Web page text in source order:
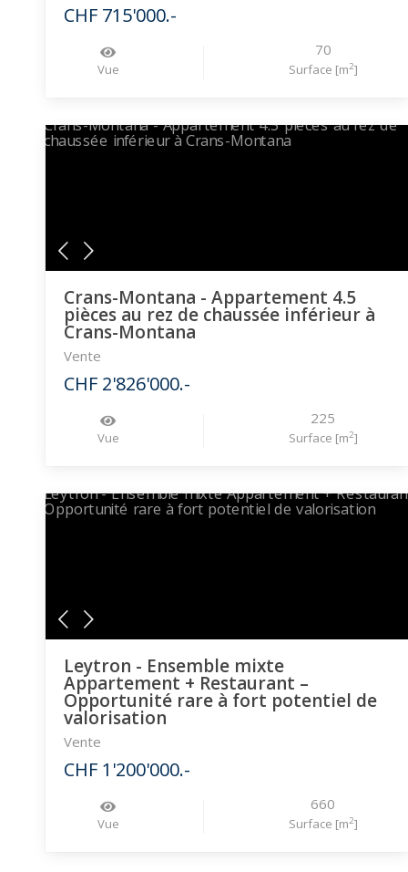
CHF 715'000.-
Vue
70
Surface [m2]
Crans-Montana - Appartement 4.5
pièces au rez de chaussée inférieur à
Crans-Montana
Vente
CHF 2'826'000.-
Vue
225
Surface [m2]
Leytron - Ensemble mixte
Appartement + Restaurant –
Opportunité rare à fort potentiel de
valorisation
Vente
CHF 1'200'000.-
Vue
660
Surface [m2]